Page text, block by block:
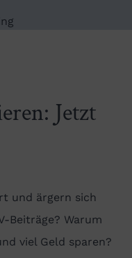
Jetzt
und ärgern sich
Beiträge? Warum
viel Geld sparen?